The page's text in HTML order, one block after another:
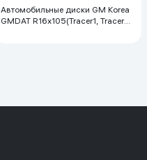
Автомобильные диски GM Korea
GMDAT R16x105(Tracer1, Tracer2)